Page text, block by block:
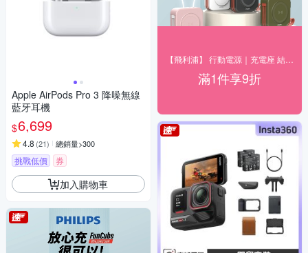
Apple AirPods Pro 3 降噪無線
藍牙耳機
$6,699
4.8 (21) 總銷量>300
挑戰低價 券
加入購物車
滿1件享9折